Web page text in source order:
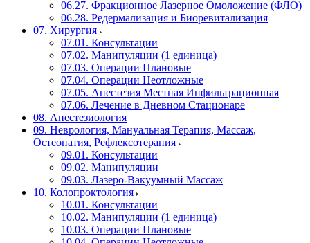
06.27. Фракционное Лазерное Омоложение (ФЛО)
06.28. Редермализация и Биоревитализация
07. Хирургия
07.01. Консультации
07.02. Манипуляции (1 единица)
07.03. Операции Плановые
07.04. Операции Неотложные
07.05. Анестезия Местная Инфильтрационная
07.06. Лечение в Дневном Стационаре
08. Анестезиология
09. Неврология, Мануальная Терапия, Массаж,
Остеопатия, Рефлексотерапия
09.01. Консультации
09.02. Манипуляции
09.03. Лазеро-Вакуумный Массаж
10. Колопроктология
10.01. Консультации
10.02. Манипуляции (1 единица)
10.03. Операции Плановые